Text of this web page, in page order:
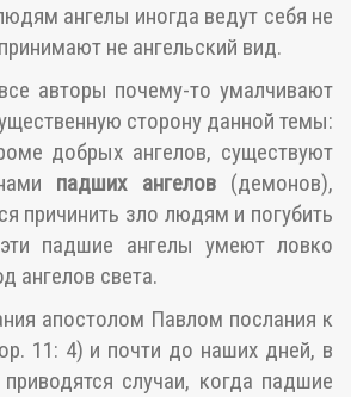
ангелы иногда ведут себя не
не ангельский вид.
авторы почему-то умалчивают
сторону данной темы:
добрых ангелов, существуют
падших ангелов(демонов),
причинить зло людям и погубить
падшие ангелы умеют ловко
ангелов света.
апостолом Павлом послания к
11: 4) и почти до наших дней, в
случаи, когда падшие